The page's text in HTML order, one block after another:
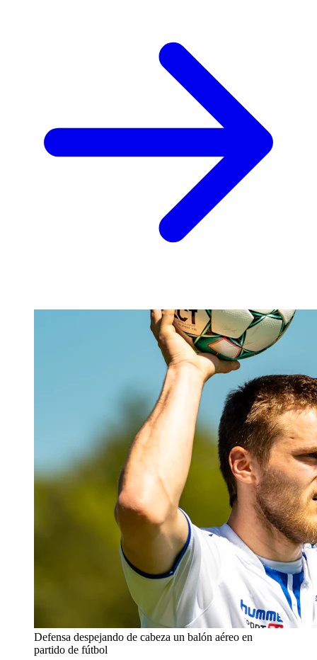
Defensa despejando de cabeza un balón aéreo en
partido de fútbol